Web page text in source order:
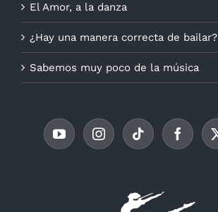
El Amor, a la danza
¿Hay una manera correcta de bailar?
Sabemos muy poco de la música